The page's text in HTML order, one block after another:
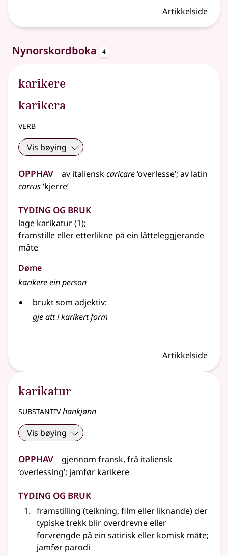
Artikkelside
Nynorskordboka 4
karikere
karikera
verb
Vis bøying
Opphav av italienskcaricare‘overlesse’; av latin
carrus‘kjerre’
Tyding og bruk
lage karikatur(1);
framstilleelleretterlikne på ein låtteleggjerande
måte
Døme
karikere ein person
brukt som adjektiv:
gje att i karikert form
Artikkelside
karikatur
substantivhankjønn
Vis bøying
Opphav gjennom fransk, frå italiensk
‘overlessing’; jamfør karikere
Tyding og bruk
framstilling (teikning, film eller liknande) der
typiske trekk blir overdrevne eller
forvrengde på ein satirisk eller komisk måte;
jamfør parodi